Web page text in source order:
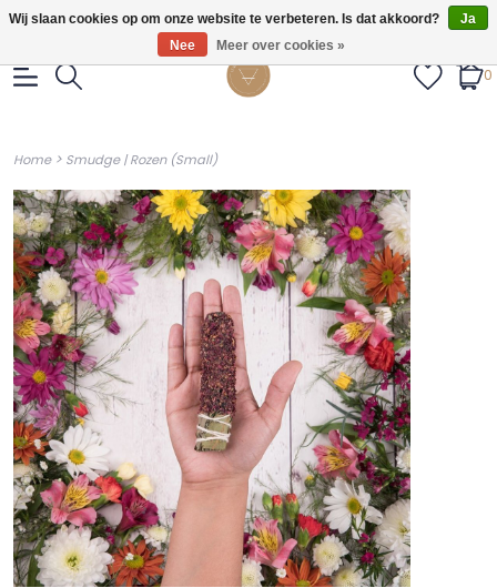
Gratis verzendig vanaf €55.
0
Home> Smudge | Rozen (Small)
Wij slaan cookies op om onze website te verbeteren. Is dat akkoord?
Ja
Nee
Meer over cookies »